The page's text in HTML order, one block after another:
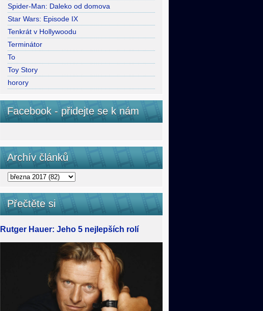
Spider-Man: Daleko od domova
Star Wars: Episode IX
Tenkrát v Hollywoodu
Terminátor
To
Toy Story
horory
Facebook - přidejte se k nám
Archív článků
Přečtěte si
Rutger Hauer: Jeho 5 nejlepších rolí